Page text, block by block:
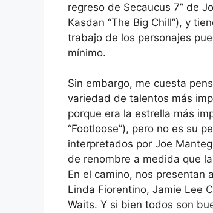
regreso de Secaucus 7” de
Kasdan “The Big Chill”), y
trabajo de los personajes
mínimo.
Sin embargo, me cuesta
variedad de talentos más
porque era la estrella más
“Footloose”), pero no es su
interpretados por Joe
de renombre a medida que
En el camino, nos presentan
Linda Fiorentino, Jamie Lee
Waits. Y si bien todos son